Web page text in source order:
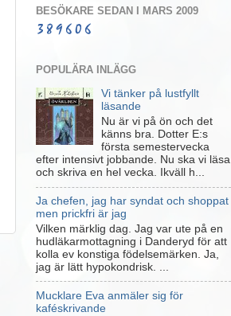
BESÖKARE SEDAN I MARS 2009
POPULÄRA INLÄGG
Vi tänker på lustfyllt
läsande
Nu är vi på ön och det
känns bra. Dotter E:s
första semestervecka
efter intensivt jobbande. Nu ska vi läsa
och skriva en hel vecka. Ikväll h...
Ja chefen, jag har syndat och shoppat
men prickfri är jag
Vilken märklig dag. Jag var ute på en
hudläkarmottagning i Danderyd för att
kolla ev konstiga födelsemärken. Ja,
jag är lätt hypokondrisk. ...
Mucklare Eva anmäler sig för
kaféskrivande